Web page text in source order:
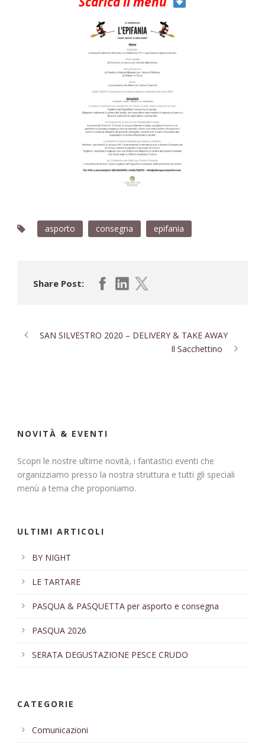
asporto consegna epifania
Share Post:
SAN SILVESTRO 2020 – DELIVERY & TAKE AWAY
Il Sacchettino
NOVITÀ & EVENTI
Scopri le nostre ultime novità, i fantastici eventi che
organizziamo presso la nostra struttura e tutti gli speciali
menù a tema che proponiamo.
ULTIMI ARTICOLI
BY NIGHT
LE TARTARE
PASQUA & PASQUETTA per asporto e consegna
PASQUA 2026
SERATA DEGUSTAZIONE PESCE CRUDO
CATEGORIE
Comunicazioni